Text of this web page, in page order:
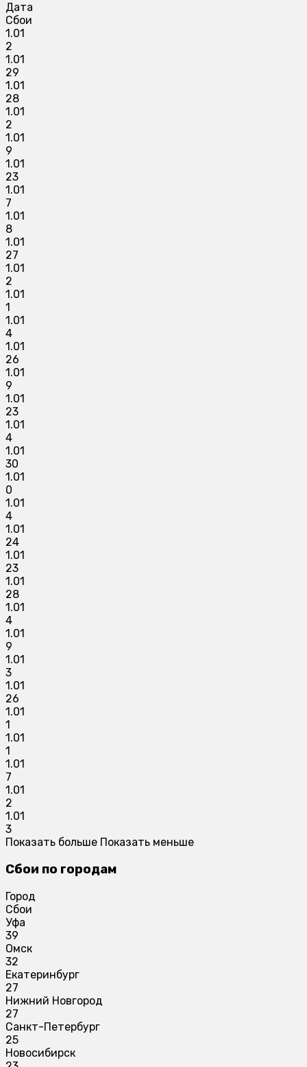
Дата
Сбои
1.01
2
1.01
29
1.01
28
1.01
2
1.01
9
1.01
23
1.01
7
1.01
8
1.01
27
1.01
2
1.01
1
1.01
4
1.01
26
1.01
9
1.01
23
1.01
4
1.01
30
1.01
0
1.01
4
1.01
24
1.01
23
1.01
28
1.01
4
1.01
9
1.01
3
1.01
26
1.01
1
1.01
1
1.01
7
1.01
2
1.01
3
Показать больше Показать меньше
Сбои по городам
Город
Сбои
Уфа
39
Омск
32
Екатеринбург
27
Нижний Новгород
27
Санкт-Петербург
25
Новосибирск